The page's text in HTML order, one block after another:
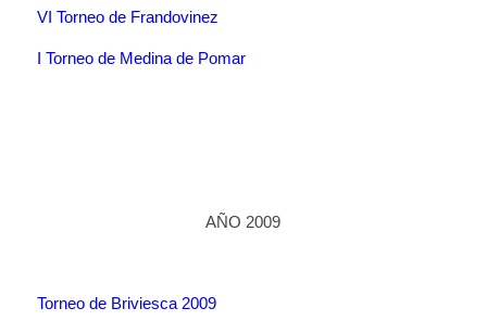
VI Torneo de Frandovinez
I Torneo de Medina de Pomar
AÑO 2009
Torneo de Briviesca 2009